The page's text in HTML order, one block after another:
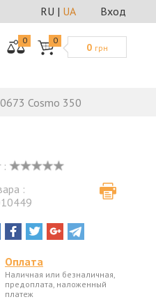
Вход
RU | UA
0 0
0 грн
Cosmo 350
:
:
Оплата
Наличная или безналичная,
предоплата, наложенный
платеж